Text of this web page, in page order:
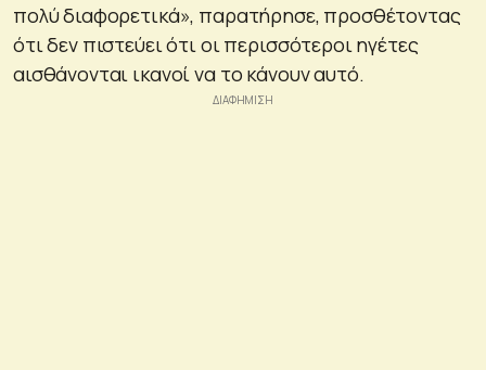
πολύ διαφορετικά», παρατήρησε, προσθέτοντας
ότι δεν πιστεύει ότι οι περισσότεροι ηγέτες
αισθάνονται ικανοί να το κάνουν αυτό.